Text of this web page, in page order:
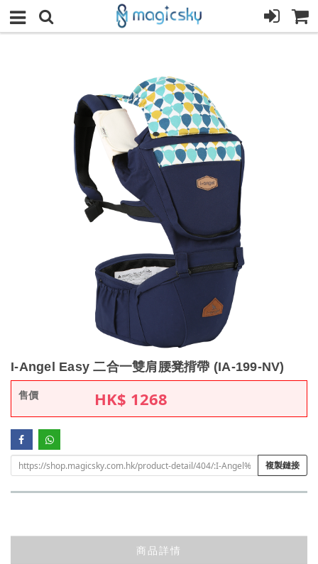
I-Angel Easy 二合一雙肩腰凳揹帶 (IA-199-NV)
售價 HK$ 1268
複製鏈接
商品詳情